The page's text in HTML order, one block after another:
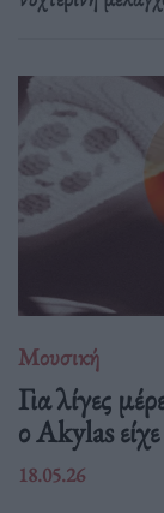
Μουσική
Για λίγες
ο Akylas
18.05.26